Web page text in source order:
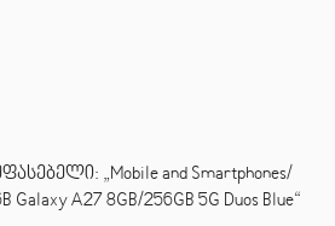
„Mobile and Smartphones/
Galaxy A27 8GB/256GB 5G Duos Blue“